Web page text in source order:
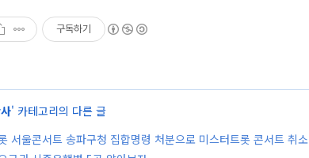
구독하기
' 카테고리의 다른 글
서울콘서트 송파구청 집합명령 처분으로 미스터트롯 콘서트 취소